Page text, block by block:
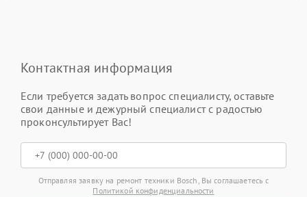
Контактная информация
Если требуется задать вопрос специалисту, оставьте
свои данные и дежурный специалист с радостью
проконсультирует Вас!
Отправляя заявку на ремонт техники Bosch, Вы соглашаетесь с
Политикой конфиденциальности